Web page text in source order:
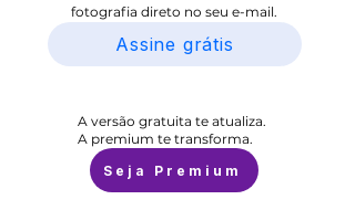
fotografia direto no seu e-mail.
Assine grátis
A versão gratuita te atualiza.
A premium te transforma.
Seja Premium